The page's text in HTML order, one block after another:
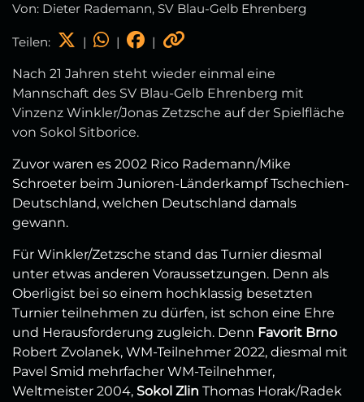
Von: Dieter Rademann, SV Blau-Gelb Ehrenberg
Teilen: | | |
Nach 21 Jahren steht wieder einmal eine
Mannschaft des SV Blau-Gelb Ehrenberg mit
Vinzenz Winkler/Jonas Zetzsche auf der Spielfläche
von Sokol Sitborice.
Zuvor waren es 2002 Rico Rademann/Mike
Schroeter beim Junioren-Länderkampf Tschechien-
Deutschland, welchen Deutschland damals
gewann.
Für Winkler/Zetzsche stand das Turnier diesmal
unter etwas anderen Voraussetzungen. Denn als
Oberligist bei so einem hochklassig besetzten
Turnier teilnehmen zu dürfen, ist schon eine Ehre
und Herausforderung zugleich. Denn Favorit Brno
Robert Zvolanek, WM-Teilnehmer 2022, diesmal mit
Pavel Smid mehrfacher WM-Teilnehmer,
Weltmeister 2004, Sokol Zlin Thomas Horak/Radek